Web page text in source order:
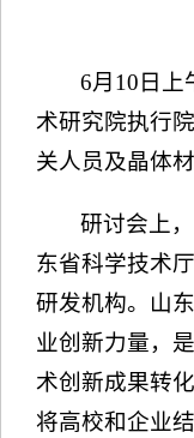
6月10日上
术研究院执行
关人员及晶体
研讨会上
东省科学技术
研发机构。山
业创新力量，
术创新成果转
将高校和企业